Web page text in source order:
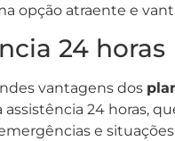
opção atraente e
24 horas
vantagens dos
assistência 24 horas,
e